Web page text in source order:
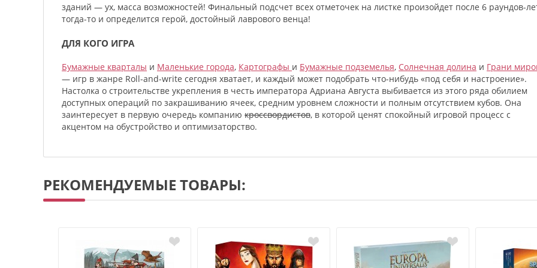
зданий — ух, масса возможностей! Финальный подсчет всех отметочек на листке произойдет после 6 раундов-
тогда-то и определится герой, достойный лаврового венца!
ДЛЯ КОГО ИГРА
Бумажные кварталы и Маленькие города, Картографы и Бумажные подземелья, Солнечная долина и Грани
— игр в жанре Roll-and-write сегодня хватает, и каждый может подобрать что-нибудь «под себя и настроение».
Настолка о строительстве укрепления в честь императора Адриана Августа выбивается из этого ряда обилием
доступных операций по закрашиванию ячеек, средним уровнем сложности и полным отсутствием кубов. Она
заинтересует в первую очередь компанию кроссвордистов, в которой ценят спокойный игровой процесс с
акцентом на обустройство и оптимизаторство.
РЕКОМЕНДУЕМЫЕ ТОВАРЫ: